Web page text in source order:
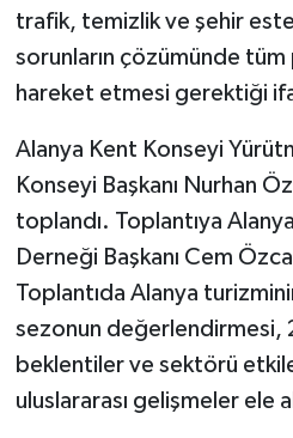
trafik, temizlik ve şehir
sorunların çözümünde tüm
hareket etmesi gerektiği
Alanya Kent Konseyi
Konseyi Başkanı Nurhan
toplandı. Toplantıya
Derneği Başkanı Cem
Toplantıda Alanya
sezonun değerlendirmesi,
beklentiler ve sektörü
uluslararası gelişmeler ele